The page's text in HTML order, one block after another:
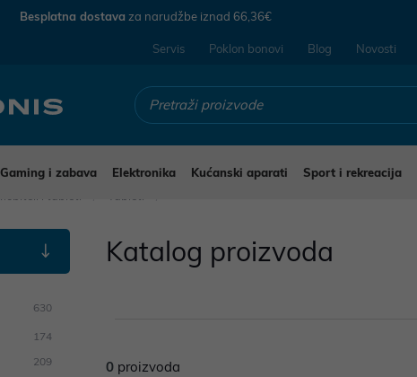
Besplatna dostava za narudžbe iznad 66,36€
Servis Poklon bonovi Blog Novosti
Gaming i zabava Elektronika Kućanski aparati Sport i rekreacija
630
174
209
Katalog proizvoda
0 proizvoda